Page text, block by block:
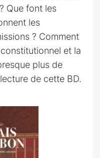
Que font les
les
? Comment
et la
plus de
de cette BD.